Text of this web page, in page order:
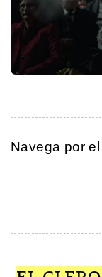
Navega por